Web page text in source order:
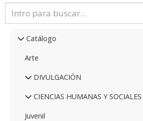
Catálogo
Arte
DIVULGACIÓN
CIENCIAS HUMANAS Y SOCIALES
Juvenil